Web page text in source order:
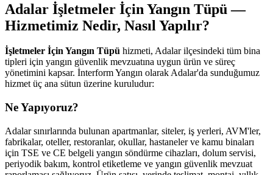
Adalar İşletmeler İçin Yangın Tüpü —
Hizmetimiz Nedir, Nasıl Yapılır?
İşletmeler İçin Yangın Tüpü hizmeti, Adalar ilçesindeki tüm bina
tipleri için yangın güvenlik mevzuatına uygun ürün ve süreç
yönetimini kapsar. İnterform Yangın olarak Adalar'da sunduğumuz
hizmet üç ana sütun üzerine kuruludur:
Ne Yapıyoruz?
Adalar sınırlarında bulunan apartmanlar, siteler, iş yerleri, AVM'ler,
fabrikalar, oteller, restoranlar, okullar, hastaneler ve kamu binaları
için TSE ve CE belgeli yangın söndürme cihazları, dolum servisi,
periyodik bakım, kontrol etiketleme ve yangın güvenlik mevzuat